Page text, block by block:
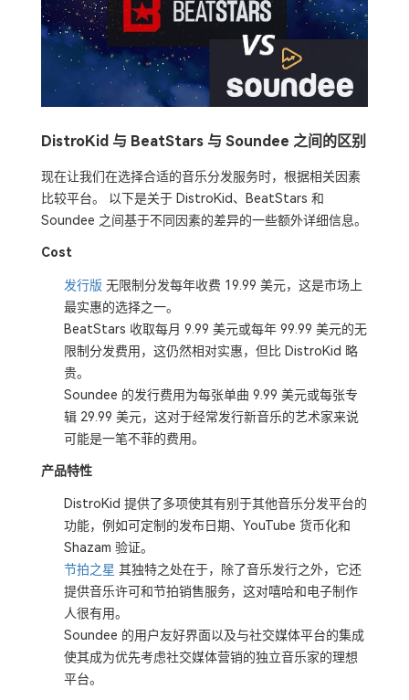
DistroKid 与 BeatStars 与 Soundee 之间的区别
现在让我们在选择合适的音乐分发服务时，根据相关因素
比较平台。 以下是关于 DistroKid、BeatStars 和
Soundee 之间基于不同因素的差异的一些额外详细信息。
Cost
发行版 无限制分发每年收费 19.99 美元，这是市场上
最实惠的选择之一。
BeatStars 收取每月 9.99 美元或每年 99.99 美元的无
限制分发费用，这仍然相对实惠，但比 DistroKid 略
贵。
Soundee 的发行费用为每张单曲 9.99 美元或每张专
辑 29.99 美元，这对于经常发行新音乐的艺术家来说
可能是一笔不菲的费用。
产品特性
DistroKid 提供了多项使其有别于其他音乐分发平台的
功能，例如可定制的发布日期、YouTube 货币化和
Shazam 验证。
节拍之星 其独特之处在于，除了音乐发行之外，它还
提供音乐许可和节拍销售服务，这对嘻哈和电子制作
人很有用。
Soundee 的用户友好界面以及与社交媒体平台的集成
使其成为优先考虑社交媒体营销的独立音乐家的理想
平台。